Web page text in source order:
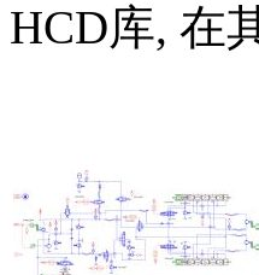
HCD库, 在